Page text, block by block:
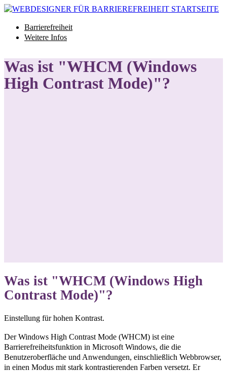
Barrierefreiheit
Weitere Infos
Glossar
Barrierefreiheit
Was ist "WHCM (Windows
High Contrast Mode)"?
Was ist "WHCM (Windows High
Contrast Mode)"?
Einstellung für hohen Kontrast.
Der Windows High Contrast Mode (WHCM) ist eine
Barrierefreiheitsfunktion in Microsoft Windows, die die
Benutzeroberfläche und Anwendungen, einschließlich Webbrowser,
in einen Modus mit stark kontrastierenden Farben versetzt. Er